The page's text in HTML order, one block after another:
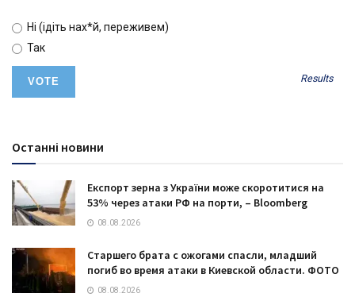
Ні (ідіть нах*й, переживем)
Так
Results
Останні новини
Експорт зерна з України може скоротитися на
53% через атаки РФ на порти, – Bloomberg
08.08.2026
Старшего брата с ожогами спасли, младший
погиб во время атаки в Киевской области. ФОТО
08.08.2026